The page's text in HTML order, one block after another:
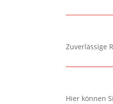
Zuverlässige
Hier können